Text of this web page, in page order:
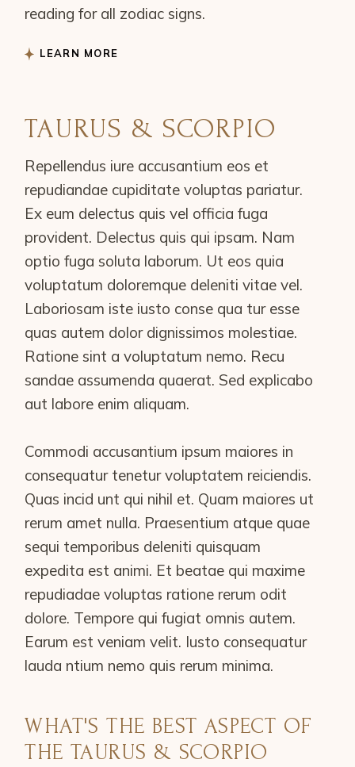
reading for all zodiac signs.
LEARN MORE
TAURUS & SCORPIO
Repellendus iure accusantium eos et
repudiandae cupiditate voluptas pariatur.
Ex eum delectus quis vel officia fuga
provident. Delectus quis qui ipsam. Nam
optio fuga soluta laborum. Ut eos quia
voluptatum doloremque deleniti vitae vel.
Laboriosam iste iusto conse qua tur esse
quas autem dolor dignissimos molestiae.
Ratione sint a voluptatum nemo. Recu
sandae assumenda quaerat. Sed explicabo
aut labore enim aliquam.
Commodi accusantium ipsum maiores in
consequatur tenetur voluptatem reiciendis.
Quas incid unt qui nihil et. Quam maiores ut
rerum amet nulla. Praesentium atque quae
sequi temporibus deleniti quisquam
expedita est animi. Et beatae qui maxime
repudiadae voluptas ratione rerum odit
dolore. Tempore qui fugiat omnis autem.
Earum est veniam velit. Iusto consequatur
lauda ntium nemo quis rerum minima.
WHAT'S THE BEST ASPECT OF
THE TAURUS & SCORPIO